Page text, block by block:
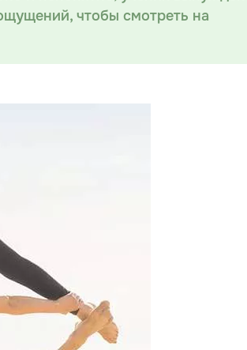
чтобы смотреть на